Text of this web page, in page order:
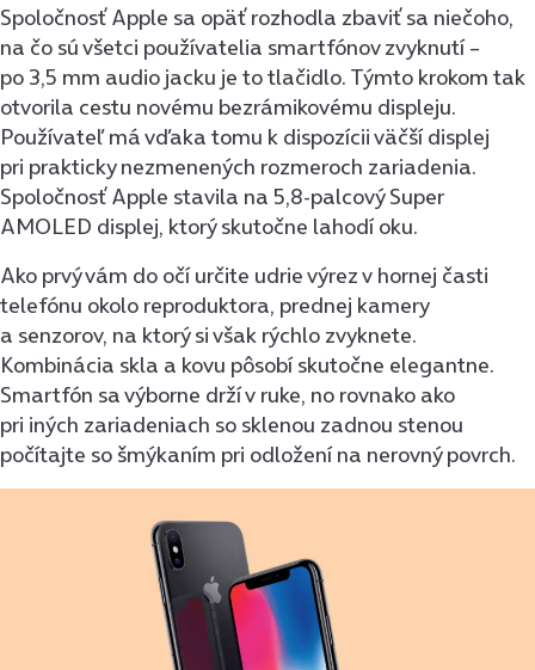
Spoločnosť Apple sa opäť rozhodla zbaviť sa niečoho,
na čo sú všetci používatelia smartfónov zvyknutí –
po 3,5 mm audio jacku je to tlačidlo. Týmto krokom tak
otvorila cestu novému bezrámikovému displeju.
Používateľ má vďaka tomu k dispozícii väčší displej
pri prakticky nezmenených rozmeroch zariadenia.
Spoločnosť Apple stavila na 5,8-palcový Super
AMOLED displej, ktorý skutočne lahodí oku.
Ako prvý vám do očí určite udrie výrez v hornej časti
telefónu okolo reproduktora, prednej kamery
a senzorov, na ktorý si však rýchlo zvyknete.
Kombinácia skla a kovu pôsobí skutočne elegantne.
Smartfón sa výborne drží v ruke, no rovnako ako
pri iných zariadeniach so sklenou zadnou stenou
počítajte so šmýkaním pri odložení na nerovný povrch.